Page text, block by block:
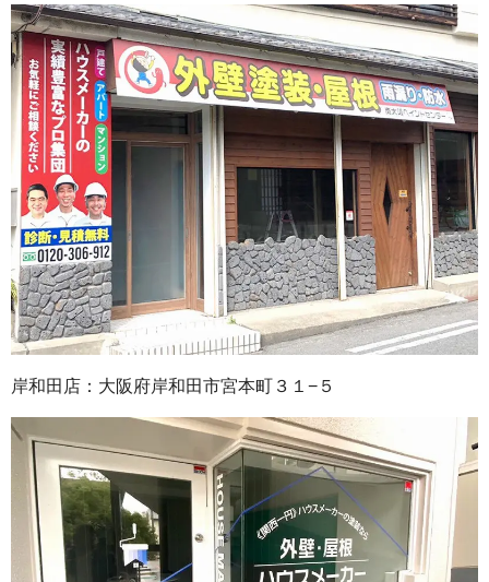
岸和田店：大阪府岸和田市宮本町３１−５